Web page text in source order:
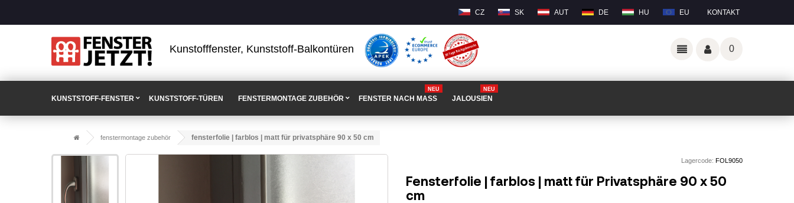
CZ SK AUT DE HU EU KONTAKT
Kunstofffenster, Kunststoff-Balkontüren 0
KUNSTSTOFF-FENSTER KUNSTSTOFF-TÜREN FENSTERMONTAGE ZUBEHÖR FENSTER NACH MASS
NEU
JALOUSIEN
NEU
fenstermontage zubehör fensterfolie | farblos | matt für privatsphäre 90 x 50 cm
Lagercode: FOL9050
Fensterfolie | farblos | matt für Privatsphäre 90 x 50
cm